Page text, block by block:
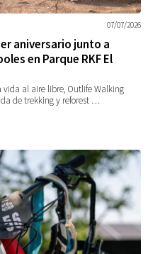
07/07/2026
aniversario junto a
en Parque RKF El
al aire libre, Outlife Walking
de trekking y reforest …